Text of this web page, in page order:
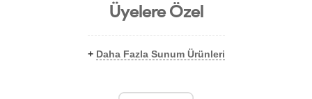
Üyelere Özel
+ Daha Fazla Sunum Ürünleri